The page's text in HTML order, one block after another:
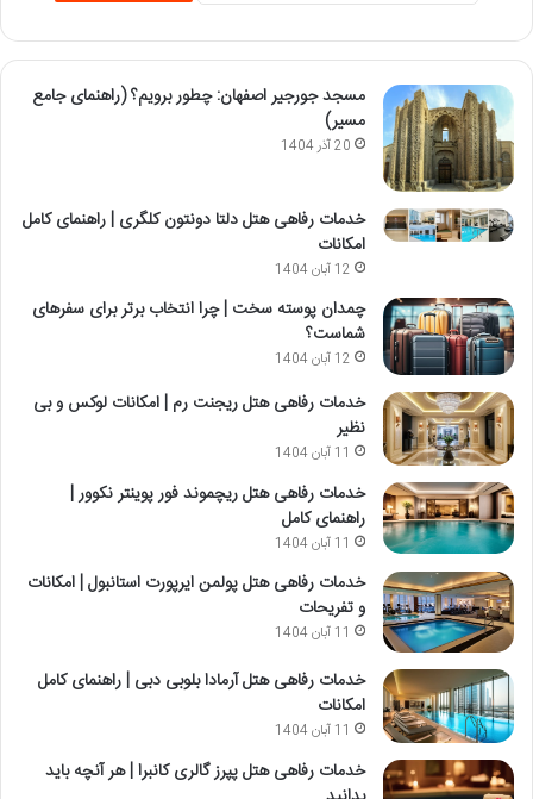
مسجد جورجیر اصفهان: چطور برویم؟ (راهنمای جامع
مسیر)
20 آذر 1404
خدمات رفاهی هتل دلتا دونتون کلگری | راهنمای کامل
امکانات
12 آبان 1404
چمدان پوسته سخت | چرا انتخاب برتر برای سفرهای
شماست؟
12 آبان 1404
خدمات رفاهی هتل ریجنت رم | امکانات لوکس و بی
نظیر
11 آبان 1404
خدمات رفاهی هتل ریچموند فور پوینتر نکوور |
راهنمای کامل
11 آبان 1404
خدمات رفاهی هتل پولمن ایرپورت استانبول | امکانات
و تفریحات
11 آبان 1404
خدمات رفاهی هتل آرمادا بلوبی دبی | راهنمای کامل
امکانات
11 آبان 1404
خدمات رفاهی هتل پپرز گالری کانبرا | هر آنچه باید